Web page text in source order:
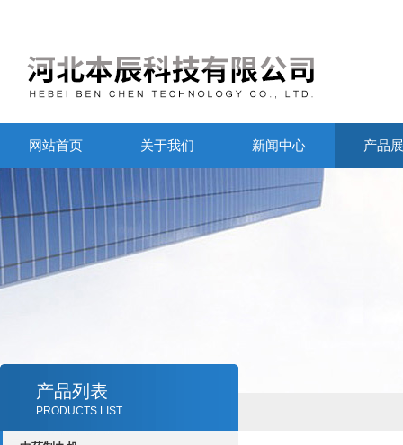
网站首页 关于我们 新闻中心 产品
产品列表
PRODUCTS LIST